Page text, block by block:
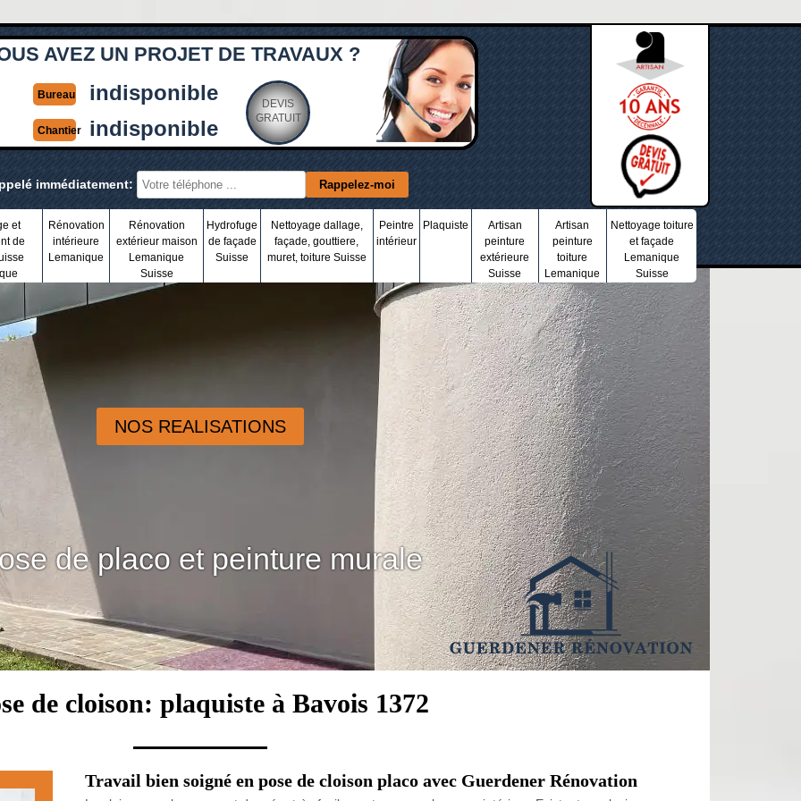
AVEZ UN PROJET DE TRAVAUX ?
Bureau indisponible
Chantier indisponible
DEVIS
GRATUIT
immédiatement:
et
de
Rénovation
intérieure
Lemanique
Rénovation
extérieur maison
Lemanique
Suisse
Hydrofuge
de façade
Suisse
Nettoyage dallage,
façade, gouttiere,
muret, toiture Suisse
Peintre
intérieur
Plaquiste
Artisan
peinture
extérieure
Suisse
Artisan
peinture
toiture
Lemanique
Nettoyage toiture
et façade
Lemanique
Suisse
NOS REALISATIONS
de placo et peinture murale
de cloison: plaquiste à Bavois 1372
Travail bien soigné en pose de cloison placo avec Guerdener Rénovation